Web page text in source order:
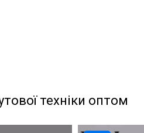
техніки оптом